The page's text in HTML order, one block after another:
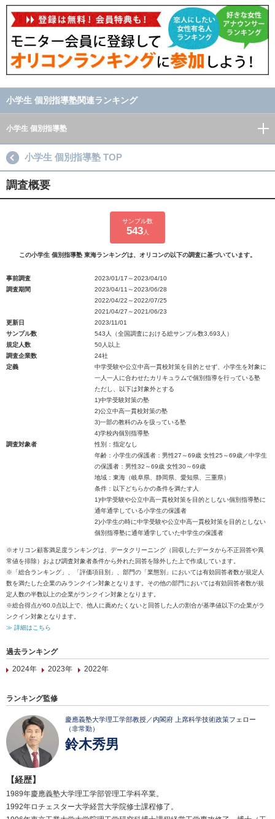
小学生 個別指導塾関連ランキング
小学生 個別指導塾
小学生 個別指導塾 TOP
調査概要
サンプル数
543人
この小学生 個別指導塾 東海ランキングは、オリコンの以下の調査に基づいています。
事前調査
2023/01/17～2023/04/10
調査期間
2023/04/11～2023/06/28
2022/04/22～2022/07/25
2021/04/27～2021/06/23
更新日
2023/11/01
サンプル数
543人（全国調査における総サンプル数3,693人）
規定人数
50人以上
調査企業数
24社
定義
中学受験や公立中高一貫校対策を目的とせず、小学生を対象に
一人一人に合わせたカリキュラムで個別指導を行っている塾
ただし、以下は対象外とする
1)中学受験対策の塾
2)公立中高一貫校対策の塾
3)一部の教科のみを扱っている塾
4)学校内個別指導塾
調査対象者
性別：指定なし
年齢：小学生の保護者：男性27～69歳 女性25～69歳／中学生
の保護者：男性32～69歳 女性30～69歳
地域：東海（岐阜県、静岡県、愛知県、三重県）
条件：以下どちらかの条件を満たす人
1)中学受験や公立中高一貫校対策を目的としない個別指導塾に
通年通学している小学生の保護者
2)小学生の時に中学受験や公立中高一貫校対策を目的としない
個別指導塾に通年通学していた中学生の保護者
※オリコン顧客満足度ランキングは、データクリーニング（回収したデータから不正回答や異
常値を排除）および調査対象者条件から外れた回答を除外した上で作成しています。
※「総合ランキング」、「評価項目別」、部門の「業態別」においては有効回答者数が規定人
数を満たした企業のみランクイン対象となります。その他の部門においては有効回答者数が規
定人数の半数以上の企業がランクイン対象となります。
※総合得点が60.0点以上で、他人に薦めたくないと回答した人の割合が基準値以下の企業がラ
ンクイン対象となります。
≫ 詳細はこちら
過去ランキング
2024年
2023年 2022年
ランキング監修
慶應義塾大学理工学部教授／内閣府 上席科学技術政策フェロー
（非常勤）
鈴木秀男
【経歴】
1989年慶應義塾大学理工学部管理工学科卒業。
1992年ロチェスター大学経営大学院修士課程修了。